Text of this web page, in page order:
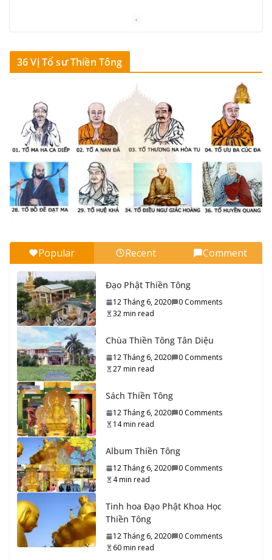
28_Tổ sư Thiền Tông đời Thứ hai
10 Tháng 9, 2020
25 min read
27_Tổ sư Thiền Tông đời Thứ hai mươi bẩy
10 Tháng 9, 2020 0 Comments 12 min read
26_Tổ sư Thiền Tông đời Thứ hai mươi sáu
10 Tháng 9, 2020 0 Comments 11 min read
25_Tổ sư Thiền Tông đời Thứ hai mươi lăm
24_Tổ sư Thiền Tông đời Thứ hai mươi tư
10 Tháng 9, 2020 0 Comments 14 min read
23_Tổ sư Thiền Tông đời Thứ hai mươi ba
10 Tháng 9, 2020 0 Comments 14 min read
22_Tổ sư Thiền Tông đời Thứ hai mươi hai
10 Tháng 9, 2020 0 Comments 13 min read
21_Tổ sư Thiền Tông đời Thứ hai mươi mốt
10 Tháng 9, 2020 0 Comments 15 min read
20_Tổ sư Thiền Tông đời Thứ hai mươi
10 Tháng 9, 2020 0 Comments 14 min read
19_Tổ sư Thiền Tông đời Thứ mười chín
9 Tháng 9, 2020 0 Comments 15 min read
18_Tổ sư Thiền Tông đời Thứ mười tám
36 Vị Tổ sư Thiền Tông
Popular Recent Comment
Đạo Phật Thiền Tông
12 Tháng 6, 2020
0 Comments
32 min read
Chùa Thiền Tông Tân Diệu
12 Tháng 6, 2020
0 Comments
27 min read
Sách Thiền Tông
12 Tháng 6, 2020
0 Comments
14 min read
Album Thiền Tông
12 Tháng 6, 2020
0 Comments
4 min read
Tinh hoa Đạo Phật Khoa Học
Thiền Tông
12 Tháng 6, 2020
0 Comments
60 min read